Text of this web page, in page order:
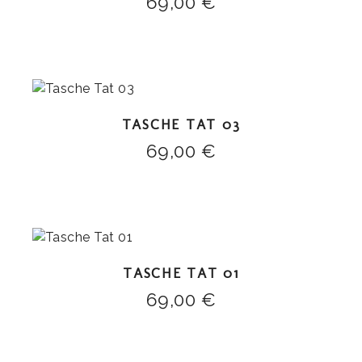
TASCHE TAT 03
69,00 €
TASCHE TAT 01
69,00 €